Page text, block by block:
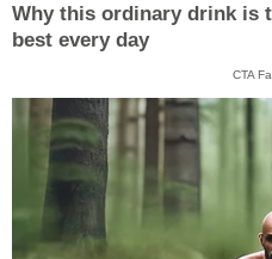
Why this ordinary drink is
best every day
CTA